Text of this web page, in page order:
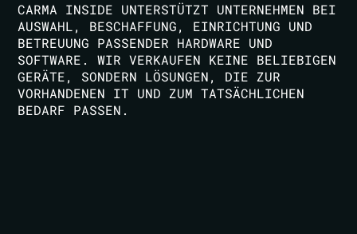
CARMA INSIDE UNTERSTÜTZT UNTERNEHMEN BEI
AUSWAHL, BESCHAFFUNG, EINRICHTUNG UND
BETREUUNG PASSENDER HARDWARE UND
SOFTWARE. WIR VERKAUFEN KEINE BELIEBIGEN
GERÄTE, SONDERN LÖSUNGEN, DIE ZUR
VORHANDENEN IT UND ZUM TATSÄCHLICHEN
BEDARF PASSEN.